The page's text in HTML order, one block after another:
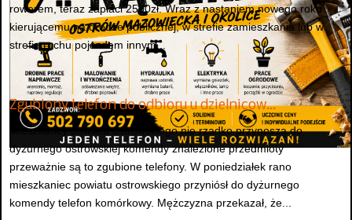
rowerem, teraz zapłaci 2500zł. Wraz z nastaniem nowego roku
kierującemu na drodze publicznej, w strefie zamieszkania lub w
strefie ruchu pojazdem innym...
Zgubiony telefon do odbioru u dzielnicow…
Mieszkańcy powiatu ostrowskiego nie rzadko przynoszą do
dyżurnego ostrowskiej komendy znalezione przedmioty
przeważnie są to zgubione telefony. W poniedziałek rano
mieszkaniec powiatu ostrowskiego przyniósł do dyżurnego
komendy telefon komórkowy. Mężczyzna przekazał, że...